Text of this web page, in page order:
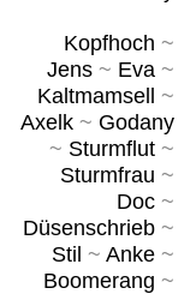
Kopfhoch ~
Jens~ Eva~
Kaltmamsell
~
Axelk~ Godany
~ Sturmflut~
Sturmfrau ~
Doc~
Düsenschrieb~
Stil ~ Anke~
Boomerang ~